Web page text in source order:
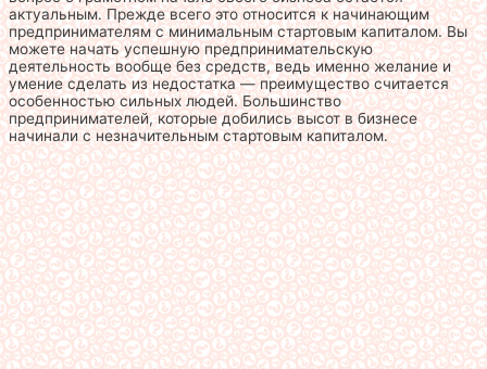
актуальным. Прежде всего это относится к начинающим
предпринимателям с минимальным стартовым капиталом. Вы
можете начать успешную предпринимательскую
деятельность вообще без средств, ведь именно желание и
умение сделать из недостатка — преимущество считается
особенностью сильных людей. Большинство
предпринимателей, которые добились высот в бизнесе
начинали с незначительным стартовым капиталом.